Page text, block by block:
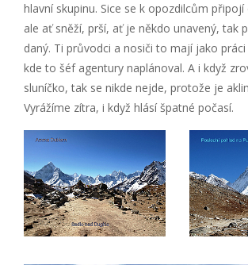
hlavní skupinu. Sice se k opozdilcům
ale ať sněží, prší, ať je někdo unavený, tak
daný. Ti průvodci a nosiči to mají jako
kde to šéf agentury naplánoval. A i když
sluníčko, tak se nikde nejde, protože je
Vyrážíme zítra, i když hlásí špatné počasí.